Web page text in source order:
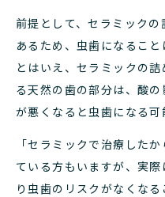
前提として、セラミック
あるため、虫歯になること
とはいえ、セラミックの
る天然の歯の部分は、酸
が悪くなると虫歯になる可
「セラミックで治療した
ている方もいますが、実
り虫歯のリスクがなくなる